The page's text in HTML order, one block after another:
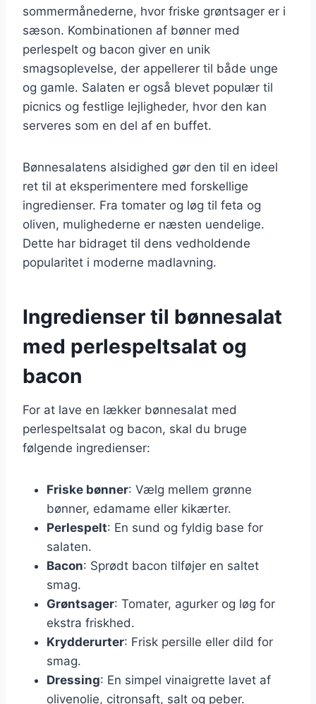
sommermånederne, hvor friske grøntsager er i
sæson. Kombinationen af bønner med
perlespelt og bacon giver en unik
smagsoplevelse, der appellerer til både unge
og gamle. Salaten er også blevet populær til
picnics og festlige lejligheder, hvor den kan
serveres som en del af en buffet.
Bønnesalatens alsidighed gør den til en ideel
ret til at eksperimentere med forskellige
ingredienser. Fra tomater og løg til feta og
oliven, mulighederne er næsten uendelige.
Dette har bidraget til dens vedholdende
popularitet i moderne madlavning.
Ingredienser til bønnesalat
med perlespeltsalat og
bacon
For at lave en lækker bønnesalat med
perlespeltsalat og bacon, skal du bruge
følgende ingredienser:
Friske bønner: Vælg mellem grønne
bønner, edamame eller kikærter.
Perlespelt: En sund og fyldig base for
salaten.
Bacon: Sprødt bacon tilføjer en saltet
smag.
Grøntsager: Tomater, agurker og løg for
ekstra friskhed.
Krydderurter: Frisk persille eller dild for
smag.
Dressing: En simpel vinaigrette lavet af
olivenolie, citronsaft, salt og peber.